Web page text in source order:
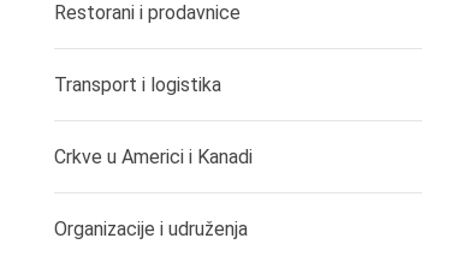
Restorani i prodavnice
Transport i logistika
Crkve u Americi i Kanadi
Organizacije i udruženja